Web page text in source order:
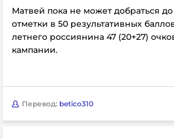
Матвей пока не может добраться
отметки в 50 результативных
летнего россиянина 47 (20+27)
кампании.
Перевод: betico310